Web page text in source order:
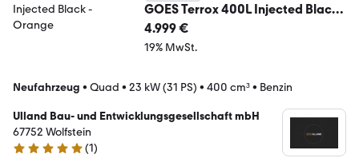
GOES Terrox 400L Injected Black -
Orange
4.999 €
19% MwSt.
Neufahrzeug • Quad • 23 kW (31 PS) • 400 cm³• Benzin
Ulland Bau- und Entwicklungsgesellschaft mbH
67752 Wolfstein
5 Sterne
(1)